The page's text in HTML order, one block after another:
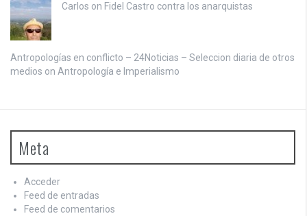
Carlos on Fidel Castro contra los anarquistas
Antropologías en conflicto – 24Noticias – Seleccion diaria de otros
medios on Antropología e Imperialismo
Meta
Acceder
Feed de entradas
Feed de comentarios